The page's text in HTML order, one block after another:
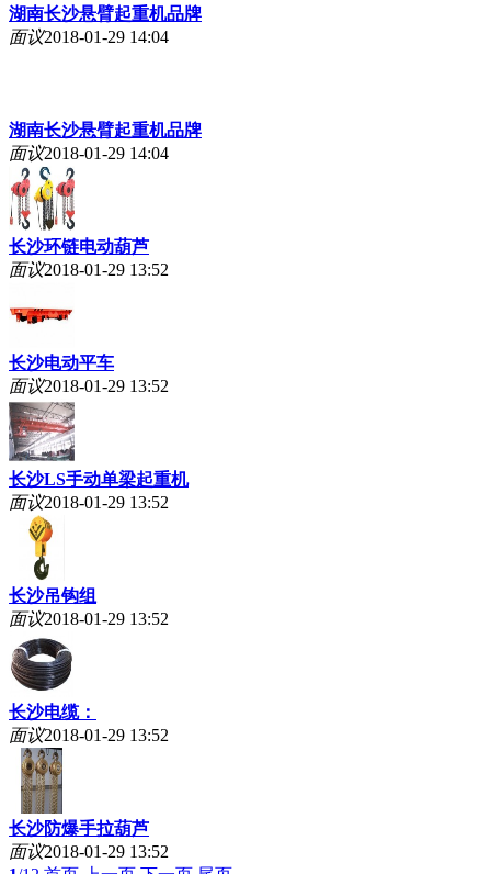
湖南长沙悬臂起重机品牌
面议2018-01-29 14:04
湖南长沙悬臂起重机品牌
面议2018-01-29 14:04
长沙环链电动葫芦
面议2018-01-29 13:52
长沙电动平车
面议2018-01-29 13:52
长沙LS手动单梁起重机
面议2018-01-29 13:52
长沙吊钩组
面议2018-01-29 13:52
长沙电缆：
面议2018-01-29 13:52
长沙防爆手拉葫芦
面议2018-01-29 13:52